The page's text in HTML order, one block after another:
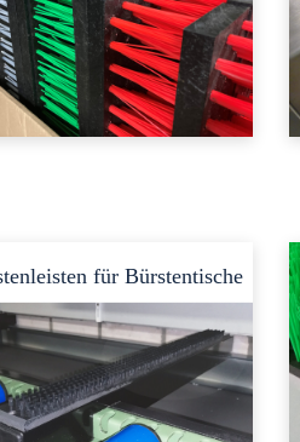
für Bürstentische